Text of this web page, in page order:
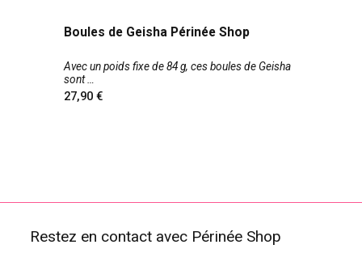
Boules de Geisha Périnée Shop
Avec un poids fixe de 84 g, ces boules de Geisha
sont
27,90
Restez en contact avec Périnée Shop